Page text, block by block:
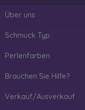
Über uns
Schmuck Typ
Perlenfarben
Brauchen Sie Hilfe?
Verkauf/Ausverkauf